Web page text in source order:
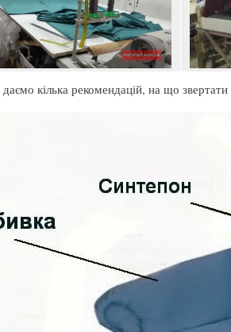
кілька рекомендацій, на що